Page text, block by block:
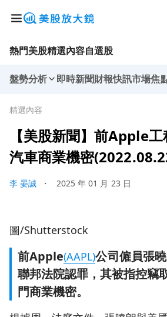
熱門美股精選內容自選股
盤勢分析 即時新聞財報快訊市場焦
精選內容
【美股新聞】前Apple
汽車商業機密
李 晏誠 ・ 2025 年 01 月 23 日
圖/Shutterstock
前Apple(AAPL)公司僱員張
聯邦法院認罪，其被指控竊
門商業機密。